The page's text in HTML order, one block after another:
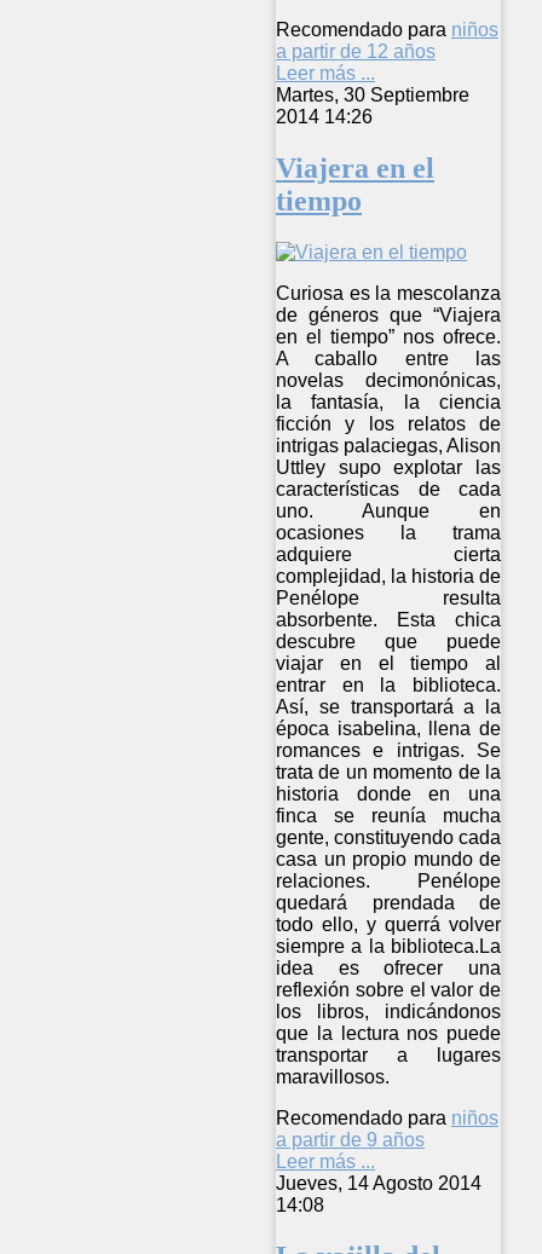
Recomendado para niños
a partir de 12 años
Leer más ...
Martes, 30 Septiembre
2014 14:26
Viajera en el
tiempo
Curiosa es la mescolanza
de géneros que “Viajera
en el tiempo” nos ofrece.
A caballo entre las
novelas decimonónicas,
la fantasía, la ciencia
ficción y los relatos de
intrigas palaciegas, Alison
Uttley supo explotar las
características de cada
uno. Aunque en
ocasiones la trama
adquiere cierta
complejidad, la historia de
Penélope resulta
absorbente. Esta chica
descubre que puede
viajar en el tiempo al
entrar en la biblioteca.
Así, se transportará a la
época isabelina, llena de
romances e intrigas. Se
trata de un momento de la
historia donde en una
finca se reunía mucha
gente, constituyendo cada
casa un propio mundo de
relaciones. Penélope
quedará prendada de
todo ello, y querrá volver
siempre a la biblioteca.La
idea es ofrecer una
reflexión sobre el valor de
los libros, indicándonos
que la lectura nos puede
transportar a lugares
maravillosos.
Recomendado para niños
a partir de 9 años
Leer más ...
Jueves, 14 Agosto 2014
14:08